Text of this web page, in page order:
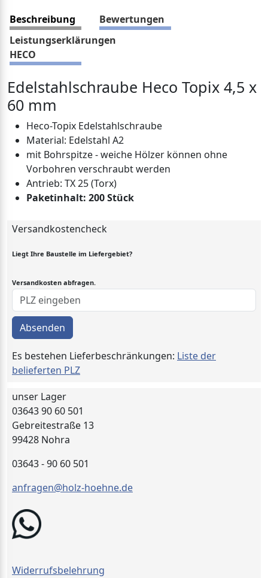
Beschreibung
Bewertungen
Leistungserklärungen
HECO
Edelstahlschraube Heco Topix 4,5 x
60 mm
Heco-Topix Edelstahlschraube
Material: Edelstahl A2
mit Bohrspitze - weiche Hölzer können ohne
Vorbohren verschraubt werden
Antrieb: TX 25 (Torx)
Paketinhalt: 200 Stück
Versandkostencheck
Liegt Ihre Baustelle im Liefergebiet?
Versandkosten abfragen.
Absenden
Es bestehen Lieferbeschränkungen: Liste der
belieferten PLZ
unser Lager
03643 90 60 501
Gebreitestraße 13
99428 Nohra
03643 - 90 60 501
anfragen@holz-hoehne.de
Widerrufsbelehrung